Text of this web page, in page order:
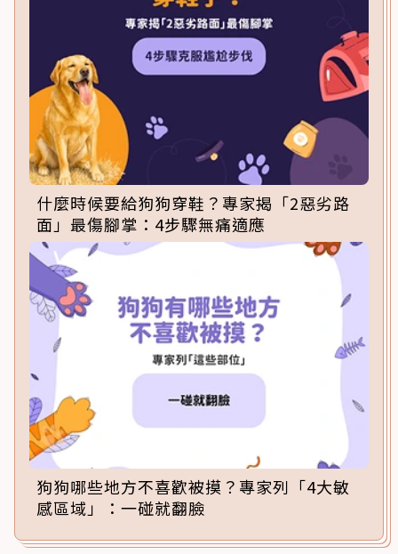
什麼時候要給狗狗穿鞋？專家揭「2惡劣路
面」最傷腳掌：4步驟無痛適應
狗狗哪些地方不喜歡被摸？專家列「4大敏
感區域」：一碰就翻臉